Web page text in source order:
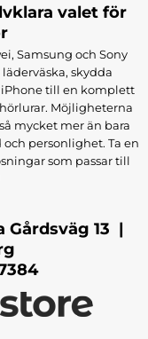
valet för
Samsung och Sony
skydda
till en komplett
Möjligheterna
mycket mer än bara
personlighet. Ta en
som passar till
13 |